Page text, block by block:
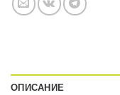
ОПИСАНИЕ